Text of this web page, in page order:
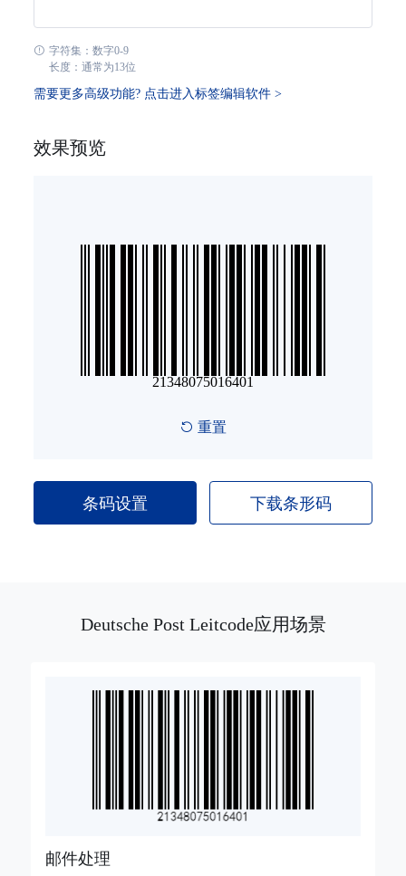
USPS Intelligent Mail
USPS POSTNET
字符集：数字0-9
长度：通常为13位
需要更多高级功能? 点击进入标签编辑软件 >
效果预览
重置
条码设置 下载条形码
Deutsche Post Leitcode应用场景
邮件处理